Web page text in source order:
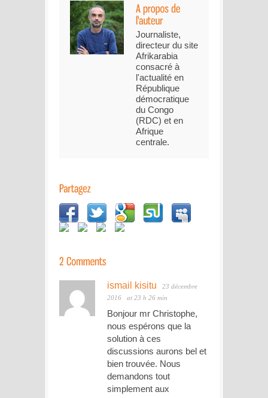
Journaliste,
directeur du site
Afrikarabia
consacré à
l'actualité en
République
démocratique
du Congo
(RDC) et en
Afrique
centrale.
ismail kisitu
23 décembre
2016
at 23 h 26 min
Bonjour mr Christophe,
nous espérons que la
solution à ces
discussions aurons bel et
bien trouvée. Nous
demandons tout
simplement aux